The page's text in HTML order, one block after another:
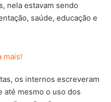
nela estavam sendo
saúde, educação e
os internos escreveram
até mesmo o uso dos